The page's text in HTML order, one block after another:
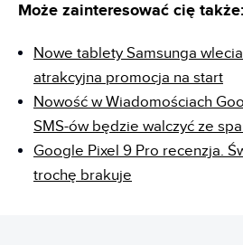
Może zainteresować cię także:
Nowe tablety Samsunga
atrakcyjna promocja na start
Nowość w Wiadomościach
SMS-ów będzie walczyć ze
Google Pixel 9 Pro recenzja.
trochę brakuje